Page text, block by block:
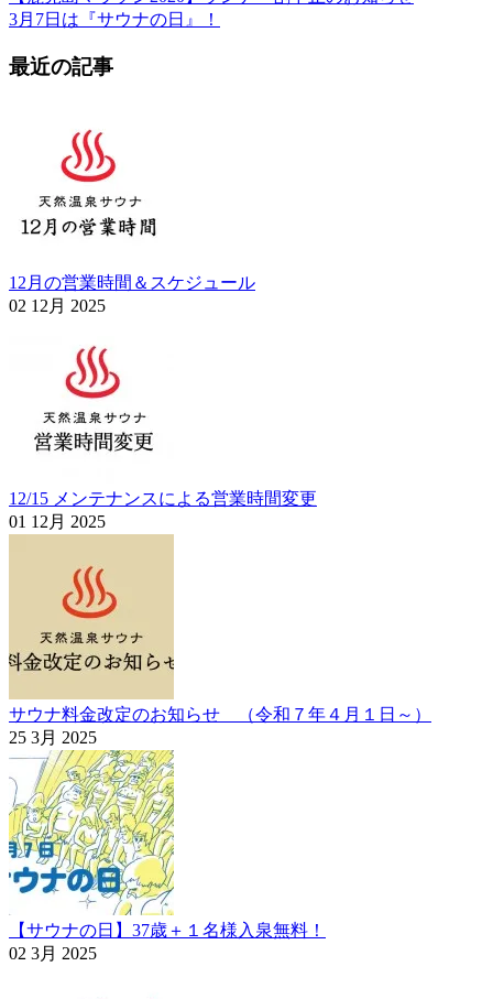
3月7日は『サウナの日』！
最近の記事
12月の営業時間＆スケジュール
02 12月 2025
12/15 メンテナンスによる営業時間変更
01 12月 2025
サウナ料金改定のお知らせ （令和７年４月１日～）
25 3月 2025
【サウナの日】37歳＋１名様入泉無料！
02 3月 2025